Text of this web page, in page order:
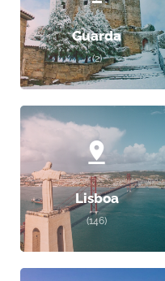
Guarda
(2)
Lisboa
(146)